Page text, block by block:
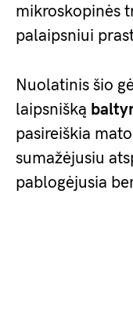
mikroskopinės
palaipsniui
Nuolatinis šio
laipsnišką
pasireiškia
sumažėjusiu
pablogėjusia